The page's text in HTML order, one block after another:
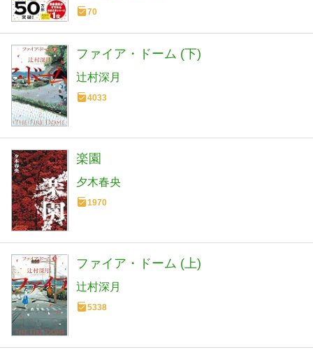
70
ファイア・ドーム (下)
辻村深月
4033
楽園
夕木春央
1970
ファイア・ドーム (上)
辻村深月
5338